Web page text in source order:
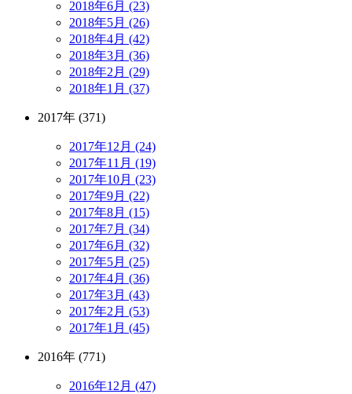
2018年6月 (23)
2018年5月 (26)
2018年4月 (42)
2018年3月 (36)
2018年2月 (29)
2018年1月 (37)
2017年 (371)
2017年12月 (24)
2017年11月 (19)
2017年10月 (23)
2017年9月 (22)
2017年8月 (15)
2017年7月 (34)
2017年6月 (32)
2017年5月 (25)
2017年4月 (36)
2017年3月 (43)
2017年2月 (53)
2017年1月 (45)
2016年 (771)
2016年12月 (47)